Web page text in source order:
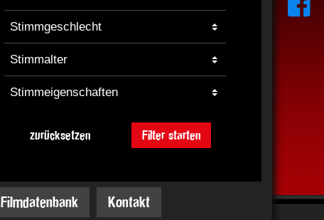
zurücksetzen Filter starten
Filmdatenbank Kontakt